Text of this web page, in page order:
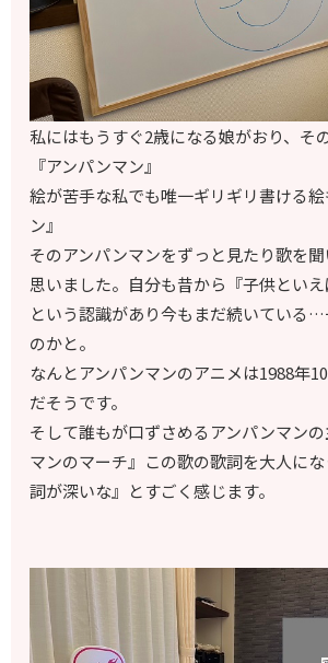
私にはもうすぐ2歳になる娘がおり、そ
『アンパンマン』
絵が苦手な私でも唯一ギリギリ書ける
ン』
そのアンパンマンをずっと見たり歌を
思いました。自分も昔から『子供といえ
という認識があり今もまだ続いている
のかと。
なんとアンパンマンのアニメは1988年
だそうです。
そして誰もが口ずさめるアンパンマン
マンのマーチ』この歌の歌詞を大人に
詞が深いな』とすごく感じます。